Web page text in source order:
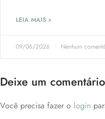
LEIA MAIS »
09/06/2026 Nenhum
Deixe um comentário
Você precisa fazer o login